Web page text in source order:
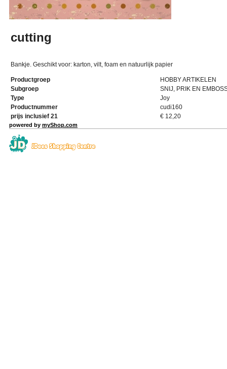
cutting
Bankje. Geschikt voor: karton, vilt, foam en natuurlijk papier
Productgroep
HOBBY ARTIKELEN
Subgroep
SNIJ, PRIK EN
Type
Joy
Productnummer
cudi160
prijs inclusief 21
€ 12,20
powered by myShop.com